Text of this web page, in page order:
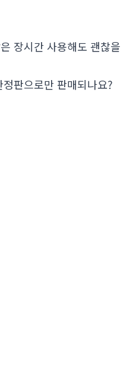
장시간 사용해도 괜찮을
판으로만 판매되나요?